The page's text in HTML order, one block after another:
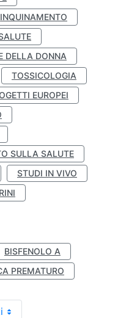
INQUINAMENTO
DELLA DONNA
TOSSICOLOGIA
EUROPEI
SULLA SALUTE
STUDI IN VIVO
BISFENOLO A
PREMATURO